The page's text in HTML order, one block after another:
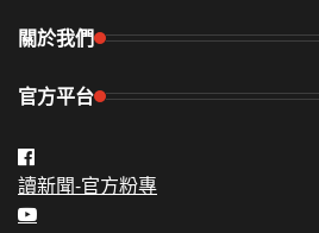
關於我們
官方平台
讀新聞-官方粉專